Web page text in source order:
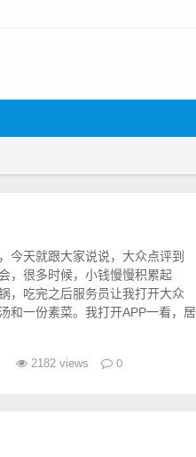
今天就跟大家说说，大众点评到
，很多时候，小钱慢慢积累起
，吃完之后服务员让我打开大众
和一份素菜。我打开APP一看，居
2182 views 0